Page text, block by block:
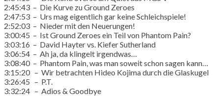
2:45:43 – Die Kurve zu Ground Zeroes
2:47:53 – Urs mag eigentlich gar keine Schleichspiele!
2:52:03 – Nieder mit den Neuerungen!
3:00:45 – Ist Ground Zeroes ein Teil von Phantom Pain?
3:03:16 – David Hayter vs. Kiefer Sutherland
3:06:54 – Ah ja, da klingelt irgendwas…
3:08:40 – Phantom Pain, was man soweit schon sagen kann…
3:15:20 – Wir betrachten Hideo Kojima durch die Glaskugel
3:26:45 – P.T.
3:32:24 – Adios & Goodbye